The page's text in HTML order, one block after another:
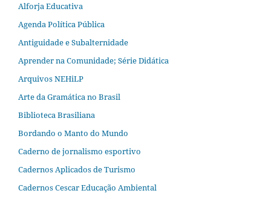
Alforja Educativa
Agenda Política Pública
Antiguidade e Subalternidade
Aprender na Comunidade; Série Didática
Arquivos NEHiLP
Arte da Gramática no Brasil
Biblioteca Brasiliana
Bordando o Manto do Mundo
Caderno de jornalismo esportivo
Cadernos Aplicados de Turismo
Cadernos Cescar Educação Ambiental